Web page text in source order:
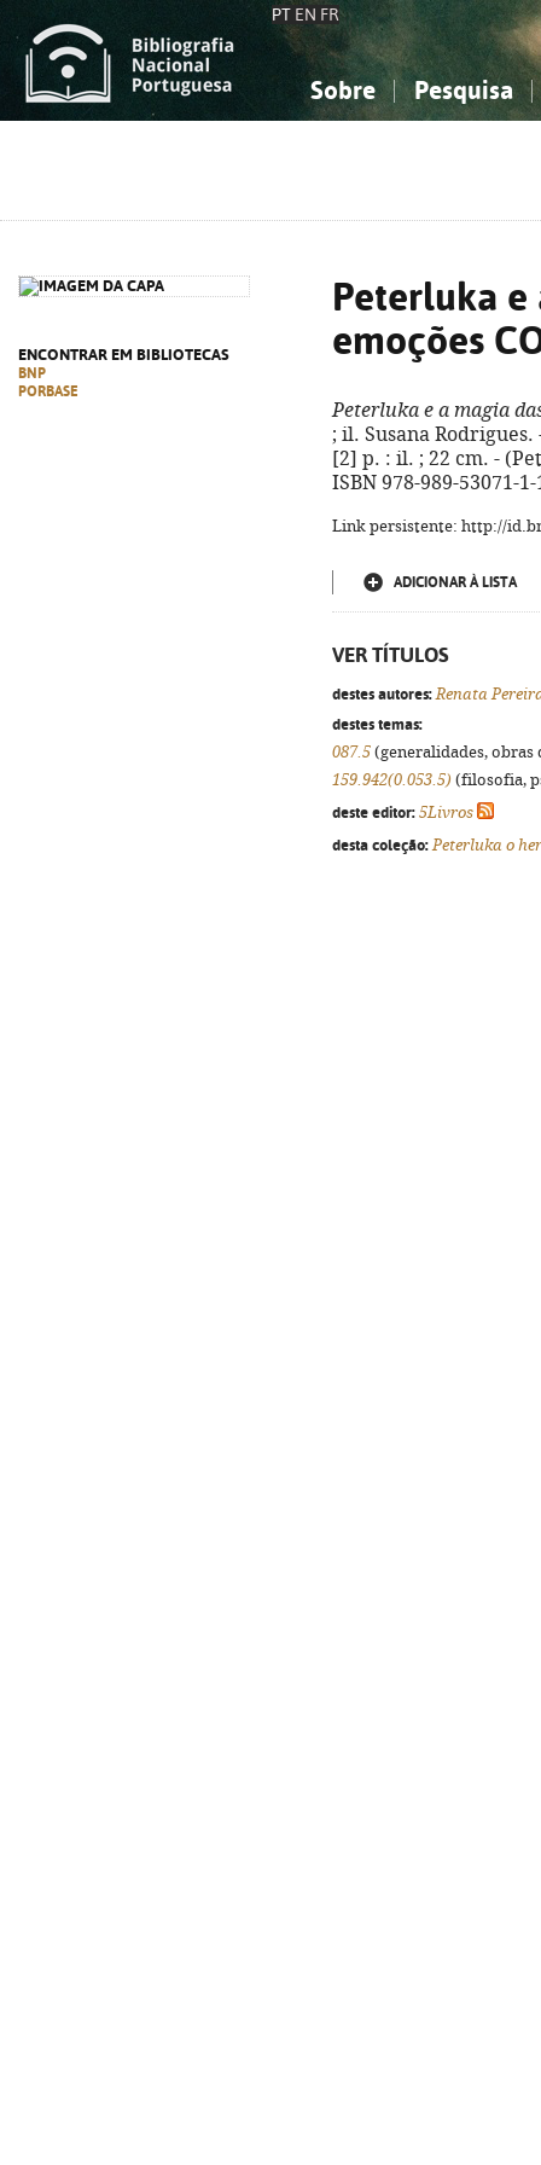
PT EN FR
Sobre Pesquisa
ENCONTRAR EM BIBLIOTECAS
BNP
PORBASE
Peterluka e
emoções
Peterluka e a magia
; il. Susana Rodrigues.
[2] p. : il. ; 22 cm. -
ISBN 978-989-53071-1-
Link persistente: http://
ADICIONAR À LISTA
VER TÍTULOS
destes autores: Renata
destes temas:
087.5 (generalidades,
159.942(0.053.5) (filosofia,
deste editor: 5Livros
desta coleção: Peterluka o